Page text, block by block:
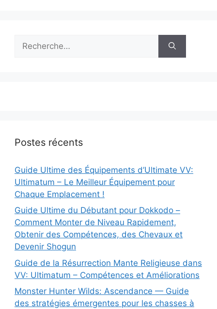
Postes récents
Guide Ultime des Équipements d’Ultimate VV:
Ultimatum – Le Meilleur Équipement pour
Chaque Emplacement !
Guide Ultime du Débutant pour Dokkodo –
Comment Monter de Niveau Rapidement,
Obtenir des Compétences, des Chevaux et
Devenir Shogun
Guide de la Résurrection Mante Religieuse dans
VV: Ultimatum – Compétences et Améliorations
Monster Hunter Wilds: Ascendance — Guide
des stratégies émergentes pour les chasses à